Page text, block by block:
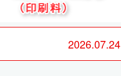
2026.07.24